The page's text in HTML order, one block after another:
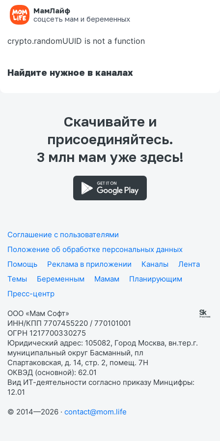
МамЛайф
соцсеть мам и беременных
Ошибка на странице
crypto.randomUUID is not a function
Найдите нужное в каналах
Скачивайте и
присоединяйтесь.
3 млн мам уже здесь!
Соглашение с пользователями
Положение об обработке персональных данных
Помощь
Реклама в приложении Каналы
Лента
Темы
Беременным Мамам
Планирующим
Пресс-центр
ООО «Мам Софт»
ИНН/КПП 7707455220 / 770101001
ОГРН 1217700330275
Юридический адрес: 105082, Город Москва, вн.тер.г.
муниципальный округ Басманный, пл
Спартаковская, д. 14, стр. 2, помещ. 7Н
ОКВЭД (основной): 62.01
Вид ИТ-деятельности согласно приказу Минцифры:
12.01
© 2014—2026 · contact@mom.life